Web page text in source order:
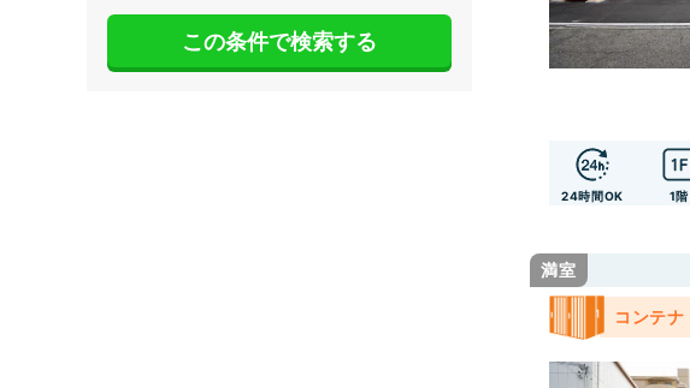
この条件で検索する
24時間OK 1階
満室
コンテナ